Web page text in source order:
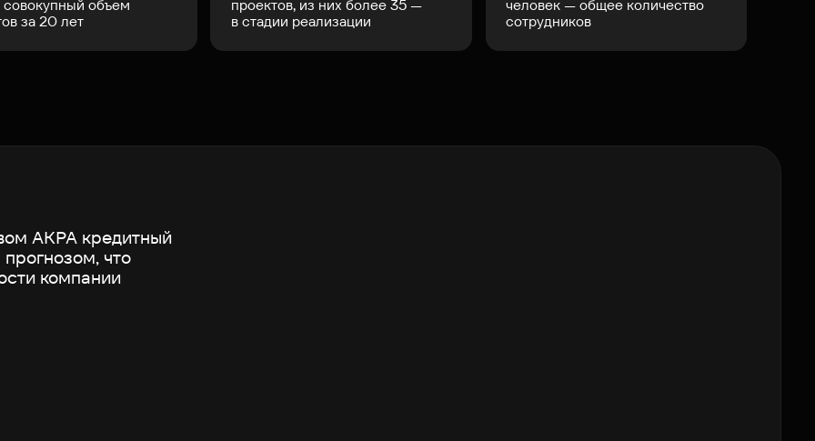
совокупный объем
за 20 лет
проектов, из них более 35 —
в стадии реализации
человек — общее количество
сотрудников
АКРА кредитный
что
компании